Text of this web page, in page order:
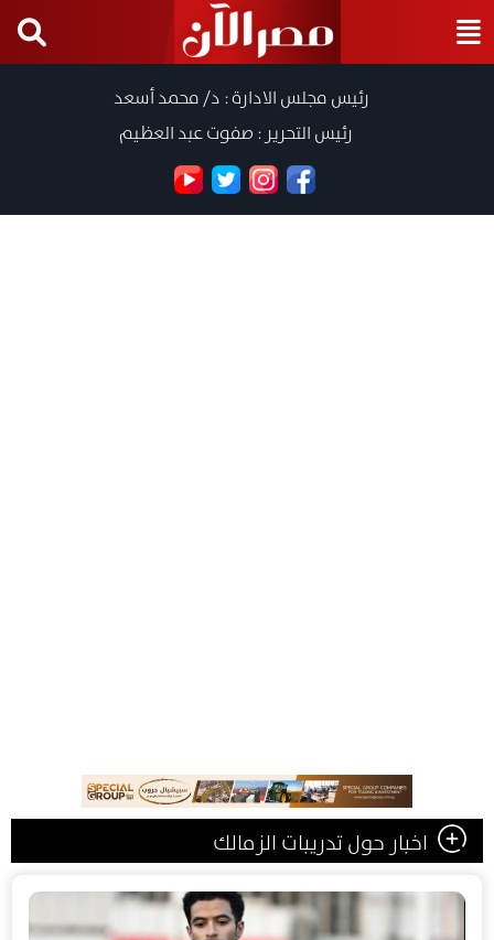
رئيس مجلس الادارة : د/ محمد أسعد
رئيس التحرير : صفوت عبد العظيم
اخبار حول تدريبات الزمالك